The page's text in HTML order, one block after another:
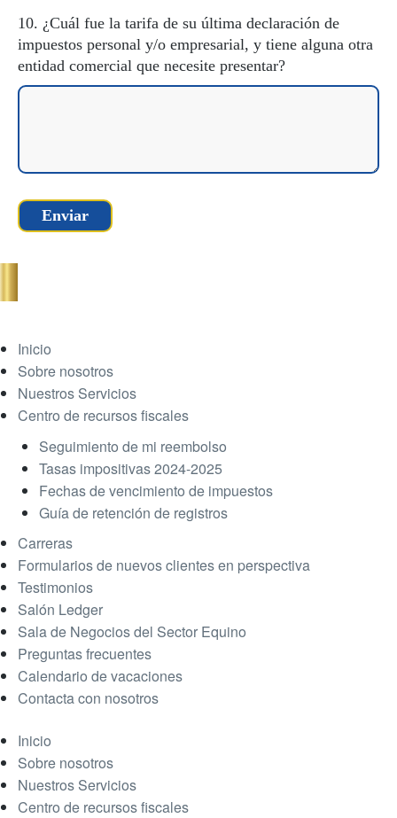
10. ¿Cuál fue la tarifa de su última declaración de
impuestos personal y/o empresarial, y tiene alguna otra
entidad comercial que necesite presentar?
Inicio
Sobre nosotros
Nuestros Servicios
Centro de recursos fiscales
Seguimiento de mi reembolso
Tasas impositivas 2024-2025
Fechas de vencimiento de impuestos
Guía de retención de registros
Carreras
Formularios de nuevos clientes en perspectiva
Testimonios
Salón Ledger
Sala de Negocios del Sector Equino
Preguntas frecuentes
Calendario de vacaciones
Contacta con nosotros
Inicio
Sobre nosotros
Nuestros Servicios
Centro de recursos fiscales